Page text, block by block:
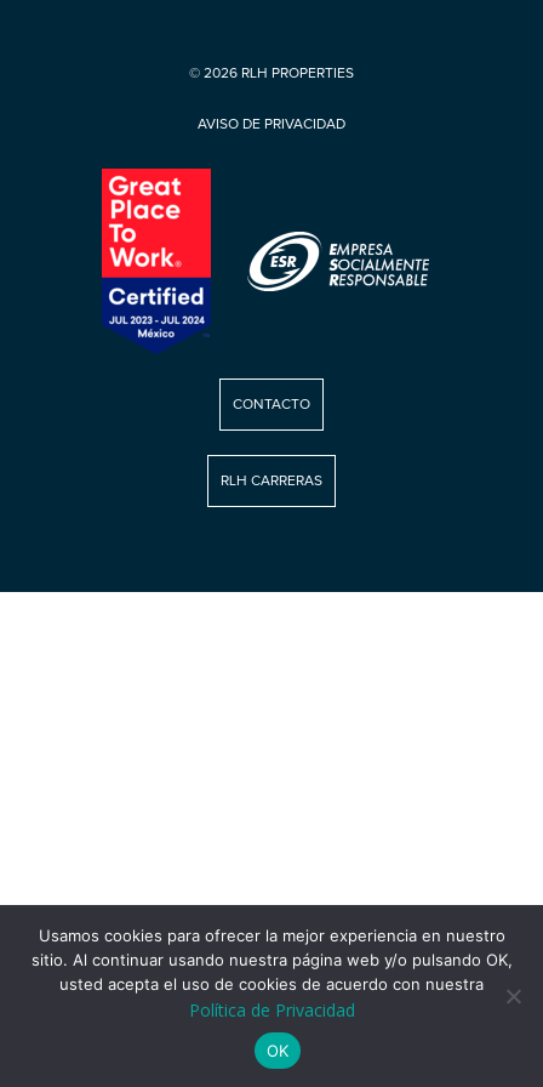
© 2026 RLH PROPERTIES
AVISO DE PRIVACIDAD
CONTACTO
RLH CARRERAS
Usamos cookies para ofrecer la mejor experiencia en nuestro
sitio. Al continuar usando nuestra página web y/o pulsando OK,
usted acepta el uso de cookies de acuerdo con nuestra
Política de Privacidad
OK